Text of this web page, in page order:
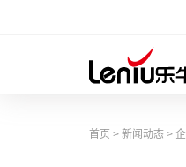
首页 > 新闻动态>